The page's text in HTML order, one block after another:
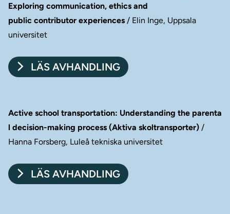
Exploring communication, ethics and
public contributor experiences / Elin Inge, Uppsala
universitet
LÄS AVHANDLING
Active school transportation: Understanding the parenta
l decision-making process (Aktiva skoltransporter) /
Hanna Forsberg, Luleå tekniska universitet
LÄS AVHANDLING